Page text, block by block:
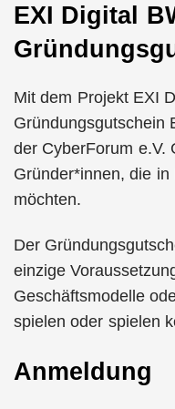
EXI Digital
Mit dem Projekt EXI
Gründungsgutschein
der CyberForum e.V.
Gründer*innen, die
möchten.
Der
einzige
Geschäftsmodelle
spielen oder spielen
Anmeldung